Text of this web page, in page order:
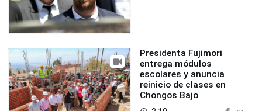
Presidenta Fujimori
entrega módulos
escolares y anuncia
reinicio de clases en
Chongos Bajo